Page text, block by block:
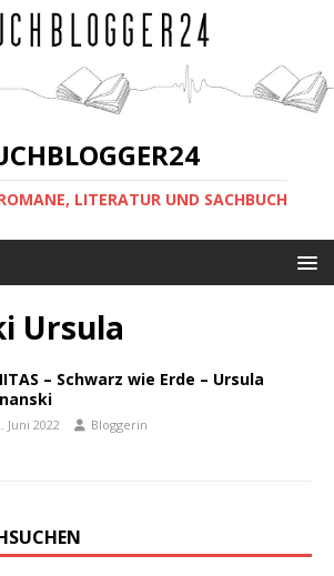
LITERATUR UND SACHBUCH
Ursula
– Schwarz wie Erde – Ursula
Juni 2022 Bloggerin